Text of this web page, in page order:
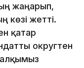
жаңарып,
көзі жетті.
қатар
округтен